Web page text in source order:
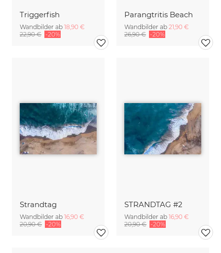
Triggerfish
Wandbilder ab 18,90 €
22,90 € -20%
Parangtritis Beach
Wandbilder ab 21,90 €
26,90 € -20%
Strandtag
Wandbilder ab 16,90 €
20,90 € -20%
STRANDTAG #2
Wandbilder ab 16,90 €
20,90 € -20%